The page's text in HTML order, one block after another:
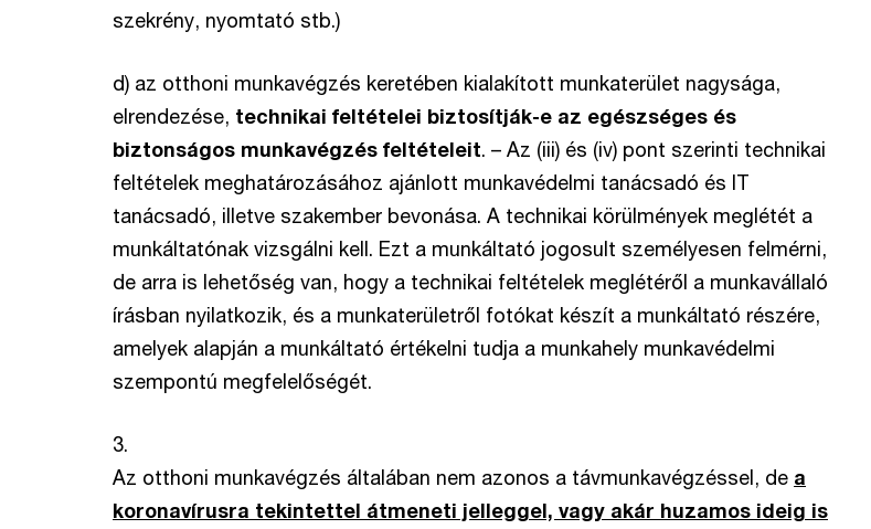
szekrény, nyomtató stb.)
d) az otthoni munkavégzés keretében kialakított munkaterület nagysága,
elrendezése, technikai feltételei biztosítják-e az egészséges és
biztonságos munkavégzés feltételeit. – Az (iii) és (iv) pont szerinti technikai
feltételek meghatározásához ajánlott munkavédelmi tanácsadó és IT
tanácsadó, illetve szakember bevonása. A technikai körülmények meglétét a
munkáltatónak vizsgálni kell. Ezt a munkáltató jogosult személyesen felmérni,
de arra is lehetőség van, hogy a technikai feltételek meglétéről a munkavállaló
írásban nyilatkozik, és a munkaterületről fotókat készít a munkáltató részére,
amelyek alapján a munkáltató értékelni tudja a munkahely munkavédelmi
szempontú megfelelőségét.
3.
Az otthoni munkavégzés általában nem azonos a távmunkavégzéssel, de a
koronavírusra tekintettel átmeneti jelleggel, vagy akár huzamos ideig is